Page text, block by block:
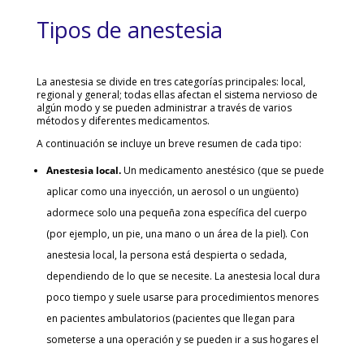
Tipos de anestesia
La anestesia se divide en tres categorías principales: local,
regional y general; todas ellas afectan el sistema nervioso de
algún modo y se pueden administrar a través de varios
métodos y diferentes medicamentos.
A continuación se incluye un breve resumen de cada tipo:
Anestesia local.Un medicamento anestésico (que se puede
aplicar como una inyección, un aerosol o un ungüento)
adormece solo una pequeña zona específica del cuerpo
(por ejemplo, un pie, una mano o un área de la piel). Con
anestesia local, la persona está despierta o sedada,
dependiendo de lo que se necesite. La anestesia local dura
poco tiempo y suele usarse para procedimientos menores
en pacientes ambulatorios (pacientes que llegan para
someterse a una operación y se pueden ir a sus hogares el